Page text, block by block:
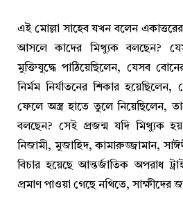
এই মোল্লা সাহেব যখন বলেন
আসলে কাদের মিথ্যুক বলছেন?
মুক্তিযুদ্ধে পাঠিয়েছিলেন, যেসব
নির্মম নির্যাতনের শিকার
ফেলে অস্ত্র হাতে তুলে নিয়েছিলেন,
বলছেন? সেই প্রজন্ম যদি মিথ্যুক
নিজামী, মুজাহিদ, কামারুজ্জামান,
বিচার হয়েছে আন্তর্জাতিক অপরাধ
প্রমাণ পাওয়া গেছে নথিতে, সাক্ষীদের